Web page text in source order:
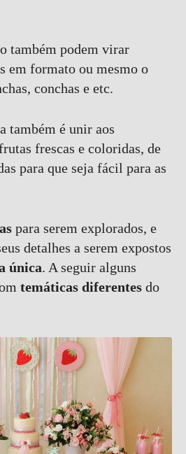
também podem virar
em formato ou mesmo o
conchas e etc.
também é unir aos
frescas e coloridas, de
para que seja fácil para as
para serem explorados, e
detalhes a serem expostos
única. A seguir alguns
temáticas diferentes do